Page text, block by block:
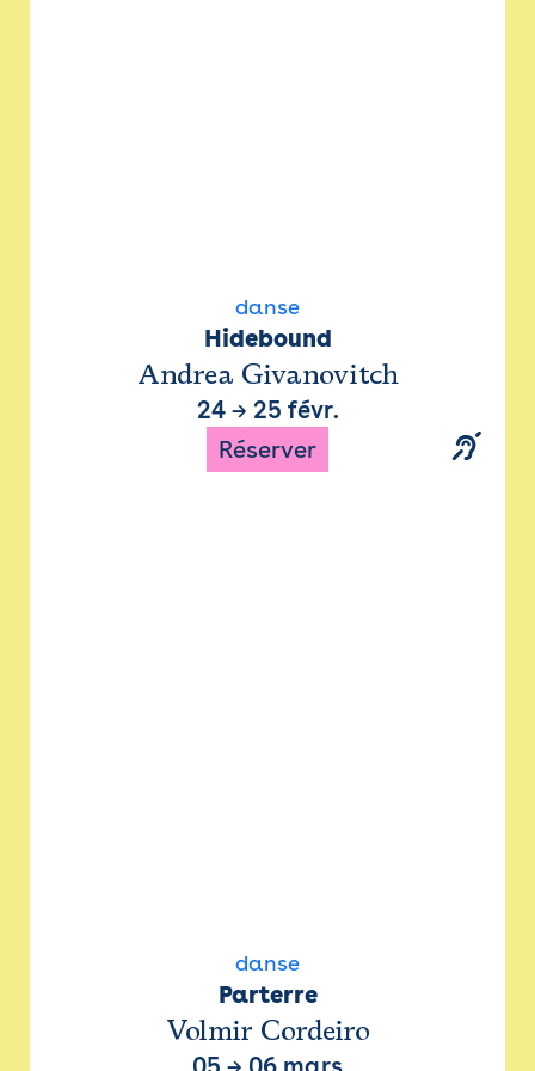
danse
Hidebound
Andrea Givanovitch
24→ 25 févr.
Réserver
danse
Parterre
Volmir Cordeiro